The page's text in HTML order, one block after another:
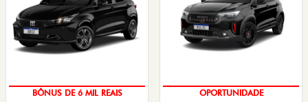
BÔNUS DE 6 MIL REAIS OPORTUNIDADE